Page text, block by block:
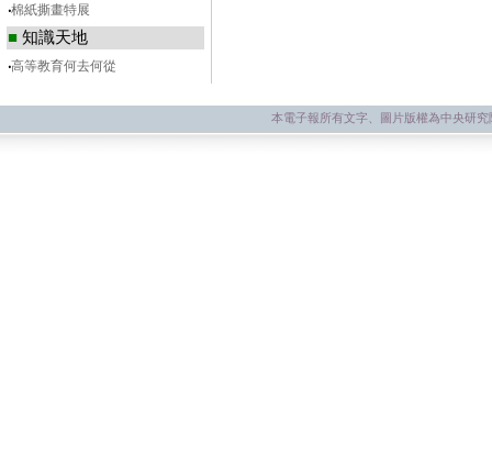
‧棉紙撕畫特展
■ 知識天地
‧高等教育何去何從
本電子報所有文字、圖片版權為中央研